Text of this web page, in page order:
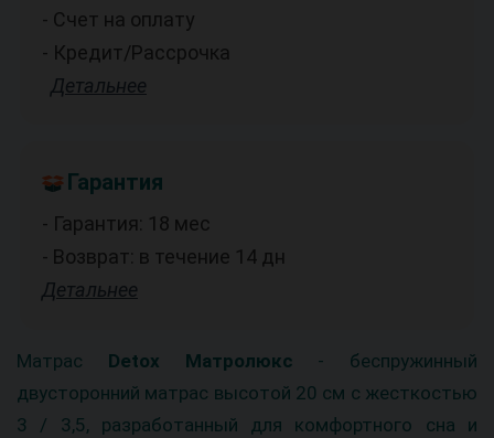
- Счет на оплату
- Кредит/Рассрочка
Детальнее
Гарантия
- Гарантия: 18 мес
- Возврат: в течение 14 дн
Детальнее
Матрас Detox Матролюкс - беспружинный
двусторонний матрас высотой 20 см с жесткостью
3 / 3,5, разработанный для комфортного сна и